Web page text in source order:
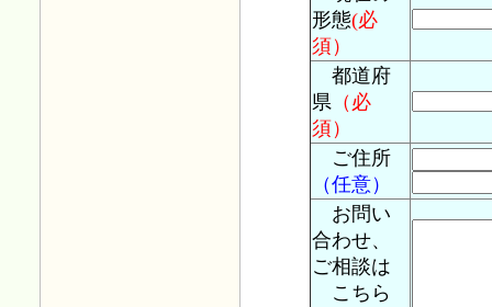
実務blogに
った場合には
平成28年05
実務blogに
定役員等って
平成27年11
実務blogに
た。
形態(必
須）
都道府
県（必
須）
ご住所
（任意）
お問い
合わせ、
ご相談は
こちら